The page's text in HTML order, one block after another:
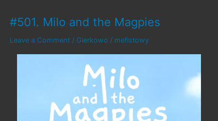
#501. Milo and the Magpies
Leave a Comment / Gierkowo / mefistowy